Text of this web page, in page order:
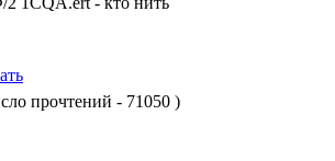
прочтений - 71050 )